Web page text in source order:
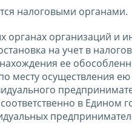
налоговыми органами.
органах организаций и
на учет в
ее
месту осуществления ею
в Едином